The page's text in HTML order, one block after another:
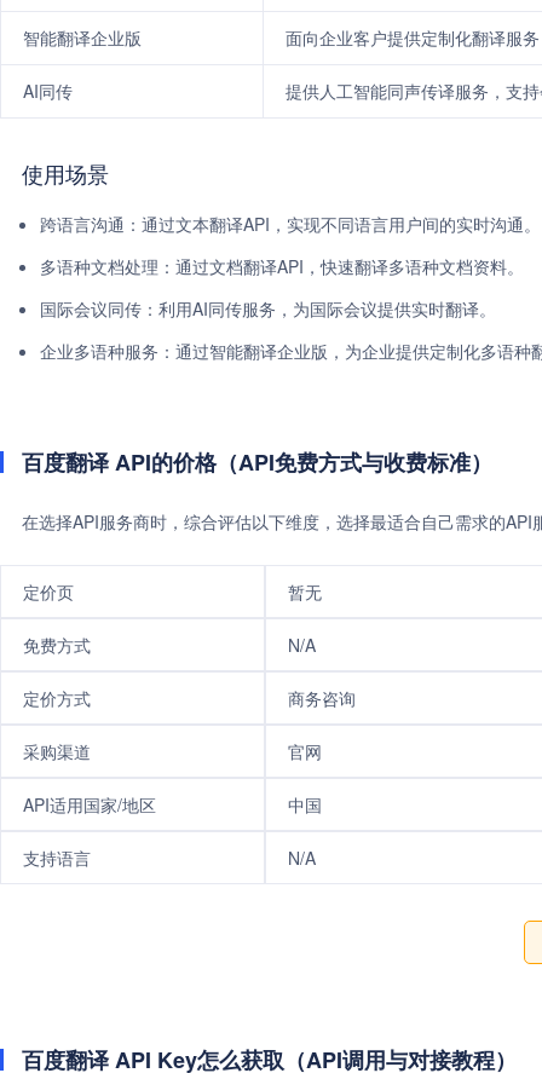
智能翻译企业版 面向企业客户提供定制化翻译服
AI同传 提供人工智能同声传译服务，支
使用场景
跨语言沟通：通过文本翻译API，实现不同语言用户间的实时沟通。
多语种文档处理：通过文档翻译API，快速翻译多语种文档资料。
国际会议同传：利用AI同传服务，为国际会议提供实时翻译。
企业多语种服务：通过智能翻译企业版，为企业提供定制化多语种
百度翻译 API的价格（API免费方式与收费标准）
在选择API服务商时，综合评估以下维度，选择最适合自己需求的
定价页 暂无
免费方式 N/A
定价方式 商务咨询
采购渠道 官网
API适用国家/地区 中国
支持语言 N/A
百度翻译 API Key怎么获取（API调用与对接教程）